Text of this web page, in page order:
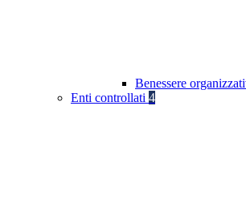
Benessere
Enti controllati 4